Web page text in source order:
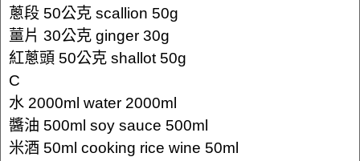
蔥段 50公克 scallion 50g
薑片 30公克 ginger 30g
紅蔥頭 50公克 shallot 50g
C
水 2000ml water 2000ml
醬油 500ml soy sauce 500ml
米酒 50ml cooking rice wine 50ml